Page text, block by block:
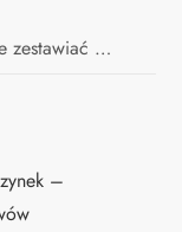
zestawiać …
–